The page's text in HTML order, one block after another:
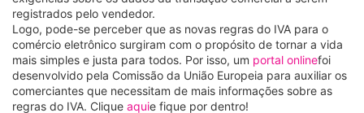
registrados pelo vendedor.
Logo, pode-se perceber que as novas regras do IVA para o
comércio eletrônico surgiram com o propósito de tornar a vida
mais simples e justa para todos. Por isso, um portal onlinefoi
desenvolvido pela Comissão da União Europeia para auxiliar os
comerciantes que necessitam de mais informações sobre as
regras do IVA. Clique aquie fique por dentro!